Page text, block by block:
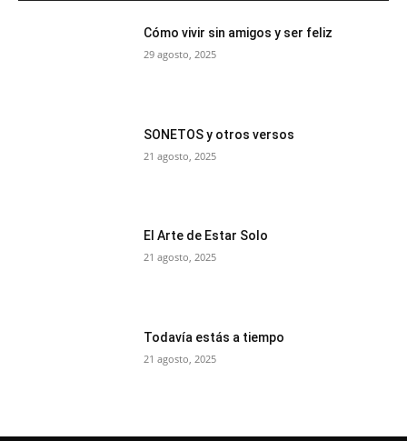
Cómo vivir sin amigos y ser feliz
29 agosto, 2025
SONETOS y otros versos
21 agosto, 2025
El Arte de Estar Solo
21 agosto, 2025
Todavía estás a tiempo
21 agosto, 2025